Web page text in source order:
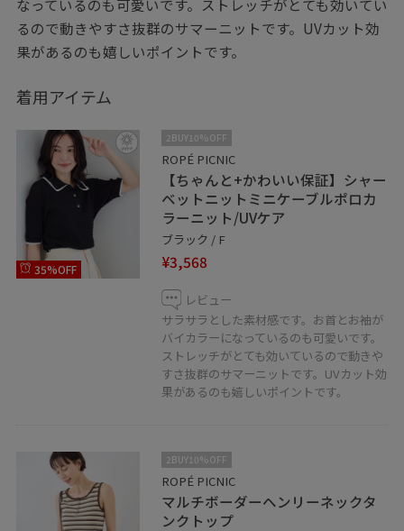
なっているのも可愛いです。ストレッチがとても効いてい
るので動きやすさ抜群のサマーニットです。UVカット効
果があるのも嬉しいポイントです。
着用アイテム
35%OFF
2BUY10%OFF
ROPÉ PICNIC
【ちゃんと+かわいい保証】シャー
ベットニットミニケーブルポロカ
ラーニット/UVケア
ブラック / F
¥3,568
レビュー
サラサラとした素材感です。お首とお袖が
バイカラーになっているのも可愛いです。
ストレッチがとても効いているので動きや
すさ抜群のサマーニットです。UVカット効
果があるのも嬉しいポイントです。
2BUY10%OFF
ROPÉ PICNIC
マルチボーダーヘンリーネックタ
ンクトップ